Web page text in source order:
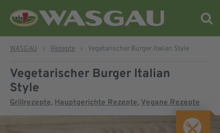
WASGAU › Rezepte › Vegetarischer Burger Italian Style
Vegetarischer Burger Italian
Style
Grillrezepte, Hauptgerichte Rezepte, Vegane Rezepte